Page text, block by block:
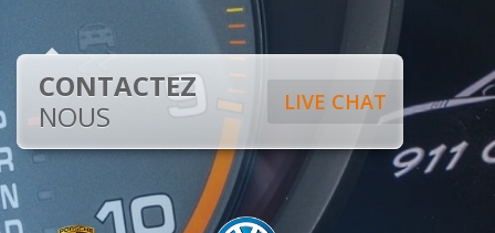
LIVE CHAT
CONTACTEZ
NOUS